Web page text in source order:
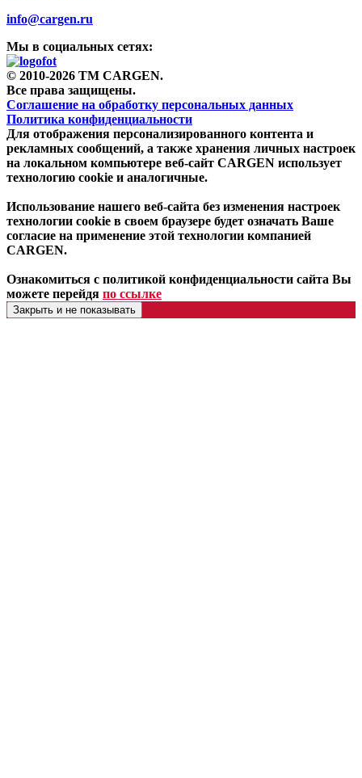
info@cargen.ru
Мы в социальных сетях:
© 2010-2026 TM CARGEN.
Все права защищены.
Соглашение на обработку персональных данных
Политика конфиденциальности
Для отображения персонализированного контента и
рекламных сообщений, а также хранения личных настроек
на локальном компьютере веб-сайт CARGEN использует
технологию cookie и аналогичные.
Использование нашего веб-сайта без изменения настроек
технологии cookie в своем браузере будет означать Ваше
согласие на применение этой технологии компанией
CARGEN.
Ознакомиться с политикой конфиденциальности сайта Вы
можете перейдя по ссылке
Закрыть и не показывать